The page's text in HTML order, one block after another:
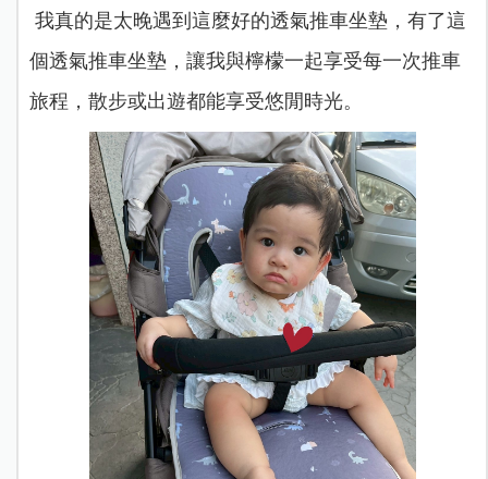
我真的是太晚遇到這麼好的透氣推車坐墊，有了這
個透氣推車坐墊，讓我與檸檬一起享受每一次推車
旅程，散步或出遊都能享受悠閒時光。